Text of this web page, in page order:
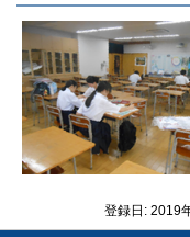
登録日: 2019